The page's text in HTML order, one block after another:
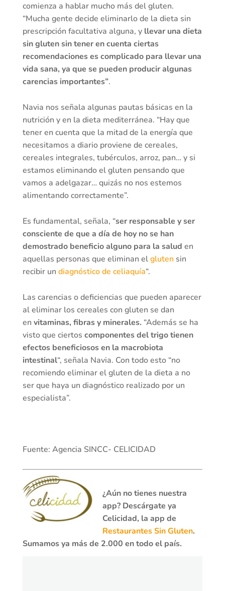
comienza a hablar mucho más del gluten.
“Mucha gente decide eliminarlo de la dieta sin
prescripción facultativa alguna, yllevar una dieta
sin gluten sin tener en cuenta ciertas
recomendaciones es complicado para llevar una
vida sana, ya que se pueden producir algunas
carencias importantes”.
Navia nos señala algunas pautas básicas en la
nutrición y en la dieta mediterránea. “Hay que
tener en cuenta que la mitad de la energía que
necesitamos a diario proviene de cereales,
cereales integrales, tubérculos, arroz, pan… y si
estamos eliminando el gluten pensando que
vamos a adelgazar… quizás no nos estemos
alimentando correctamente”.
Es fundamental, señala, “ser responsable y ser
consciente de que a día de hoy no se han
demostrado beneficio alguno para la salud en
aquellas personas que eliminan elgluten sin
recibir un diagnóstico de celiaquía“.
Las carencias o deficiencias que pueden aparecer
al eliminar los cereales con gluten se dan
en vitaminas, fibras y minerales. “Además se ha
visto que ciertos componentes del trigo tienen
efectos beneficiosos en la macrobiota
intestinal“, señala Navia. Con todo esto “no
recomiendo eliminar el gluten de la dieta a no
ser que haya un diagnóstico realizado por un
especialista”.
Fuente: Agencia SINCC- CELICIDAD
¿Aún no tienes nuestra
app? Descárgate ya
Celicidad, la app de
Restaurantes Sin Gluten.
Sumamos ya más de 2.000 en todo el país.